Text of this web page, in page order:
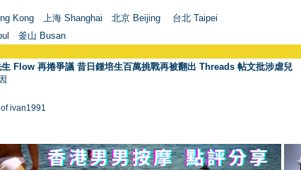
Kong 上海 Shanghai 北京 Beijing 台北 Taipei
釜山 Busan
Flow 再捲爭議 昔日鍾培生百萬挑戰再被翻出 Threads 帖文批涉虐兒
ivan1991